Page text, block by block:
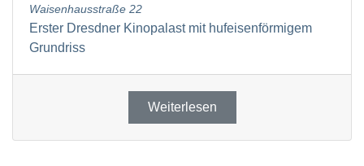
Waisenhausstraße 22
Erster Dresdner Kinopalast mit hufeisenförmigem
Grundriss
Weiterlesen